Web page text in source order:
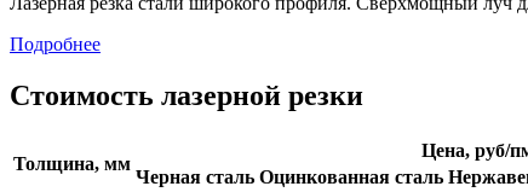
Подробнее
Стоимость лазерной резки
Толщина, мм
Цена, руб/
Черная сталь Оцинкованная сталь